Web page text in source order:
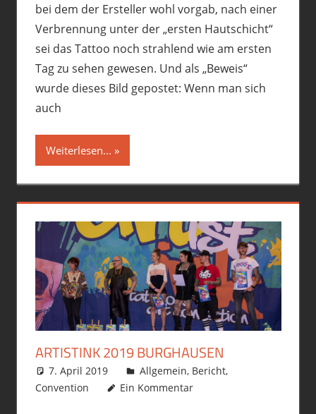
bei dem der Ersteller wohl vorgab, nach einer
Verbrennung unter der „ersten Hautschicht“
sei das Tattoo noch strahlend wie am ersten
Tag zu sehen gewesen. Und als „Beweis“
wurde dieses Bild gepostet: Wenn man sich
auch
Weiterlesen...
ARTISTINK 2019 BURGHAUSEN
7. April 2019 philofax
Allgemein, Bericht,
Convention
Ein Kommentar